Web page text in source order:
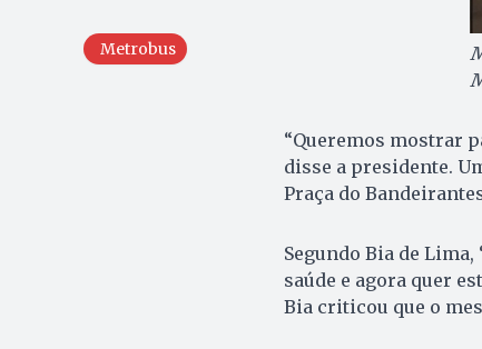
Metrobus
“Queremos mostrar
disse a presidente.
Praça do
Segundo Bia de
saúde e agora quer
Bia criticou que o